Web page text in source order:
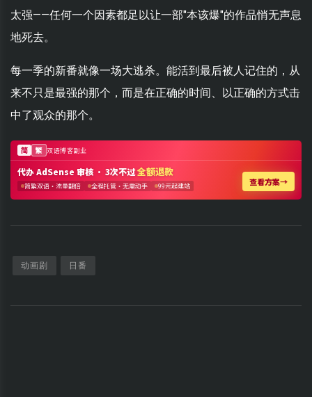
太强——任何一个因素都足以让一部"本该爆"的作品悄无声息
地死去。
每一季的新番就像一场大逃杀。能活到最后被人记住的，从
来不只是最强的那个，而是在正确的时间、以正确的方式击
中了观众的那个。
动画剧 日番